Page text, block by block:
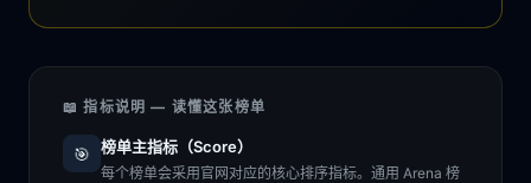
📖 指标说明 — 读懂这张榜单
🎯 榜单主指标（Score）
每个榜单会采用官网对应的核心排序指标。通用 Arena 榜